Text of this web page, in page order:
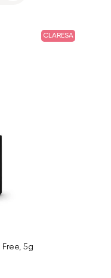
CLARESA
5g